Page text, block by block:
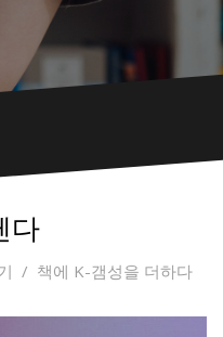
다
책에 K-갬성을 더하다